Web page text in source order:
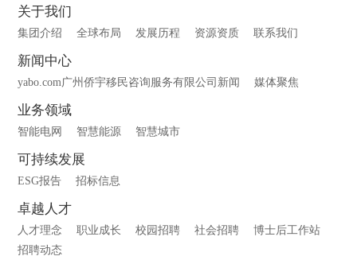
关于我们
集团介绍 全球布局 发展历程 资源资质 联系我们
新闻中心
yabo.com广州侨宇移民咨询服务有限公司新闻 媒体聚焦
业务领域
智能电网 智慧能源 智慧城市
可持续发展
ESG报告 招标信息
卓越人才
人才理念 职业成长 校园招聘 社会招聘
博士后工作站
招聘动态